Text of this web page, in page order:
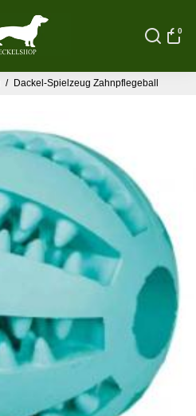
0
/ Dackel-Spielzeug Zahnpflegeball